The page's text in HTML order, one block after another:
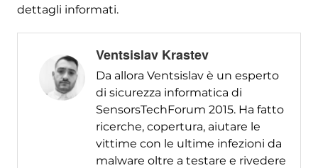
dettagli informati.
Ventsislav Krastev
Da allora Ventsislav è un esperto
di sicurezza informatica di
SensorsTechForum 2015. Ha fatto
ricerche, copertura, aiutare le
vittime con le ultime infezioni da
malware oltre a testare e rivedere